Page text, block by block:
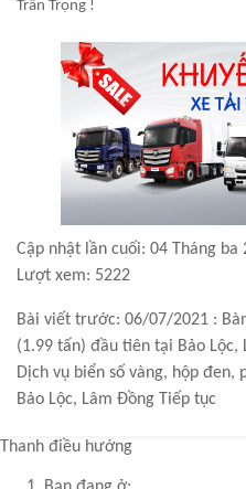
Trân Trọng !
Cập nhật lần cuối: 04 Tháng ba
Lượt xem: 5222
Bài viết trước: 06/07/2021 :
(1.99 tấn) đầu tiên tại Bảo Lộc,
Dịch vụ biển số vàng, hộp đen,
Bảo Lộc, Lâm Đồng
Tiếp tục
Thanh điều hướng